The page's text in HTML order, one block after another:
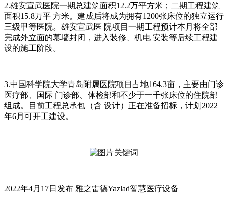
2.雄安宣武医院⼀期总建筑⾯积12.2万平⽅⽶；⼆期⼯程建筑
⾯积15.8万平 ⽅⽶。建成后将成为拥有1200张床位的独⽴运⾏
三级甲等医院。雄安宣武医 院项⽬⼀期⼯程预计本⽉将全部
完成外⽴⾯的幕墙封闭，进⼊装修、机电 安装等后续⼯程建
设的施⼯阶段。
3.中国科学院⼤学⻘岛附属医院项⽬占地164.3亩，主要由⻔诊
医疗部、国际 ⻔诊部、体检部和不少于⼀千张床位的住院部
组成。⽬前⼯程总承包（含 设计）正在准备招标，计划2022
年6⽉可开⼯建设。
2022年4⽉17⽇发布 雅之雷德Yazlad智慧医疗设备